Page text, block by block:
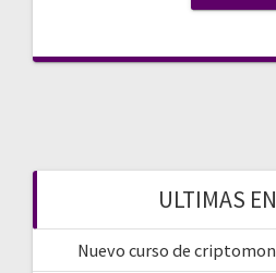
ULTIMAS
Nuevo curso de